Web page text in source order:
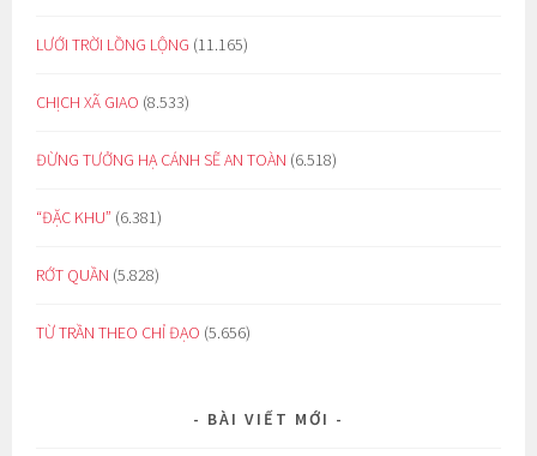
LƯỚI TRỜI LỒNG LỘNG (11.165)
CHỊCH XÃ GIAO (8.533)
ĐỪNG TƯỞNG HẠ CÁNH SẼ AN TOÀN (6.518)
“ĐẶC KHU” (6.381)
RỚT QUẦN (5.828)
TỪ TRẦN THEO CHỈ ĐẠO (5.656)
BÀI VIẾT MỚI